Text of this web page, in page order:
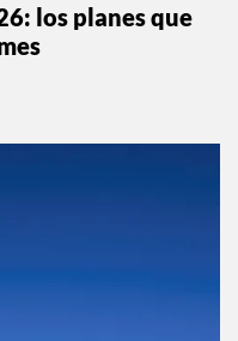
los planes que